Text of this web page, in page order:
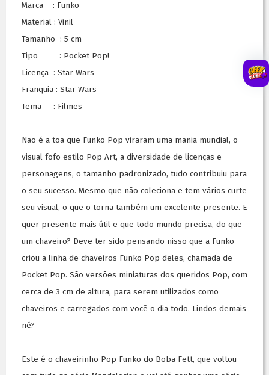
Marca : Funko
Material : Vinil
Tamanho : 5 cm
Tipo : Pocket Pop!
Licença : Star Wars
Franquia : Star Wars
Tema : Filmes
Não é a toa que Funko Pop viraram uma mania mundial, o
visual fofo estilo Pop Art, a diversidade de licenças e
personagens, o tamanho padronizado, tudo contribuiu para
o seu sucesso. Mesmo que não coleciona e tem vários curte
seu visual, o que o torna também um excelente presente. E
quer presente mais útil e que todo mundo precisa, do que
um chaveiro? Deve ter sido pensando nisso que a Funko
criou a linha de chaveiros Funko Pop deles, chamada de
Pocket Pop. São versões miniaturas dos queridos Pop, com
cerca de 3 cm de altura, para serem utilizados como
chaveiros e carregados com você o dia todo. Lindos demais
né?
Este é o chaveirinho Pop Funko do Boba Fett, que voltou